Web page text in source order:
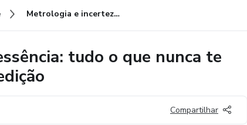
Metrologia e incerteza em sua essência: tudo o que nunca te contaram sobre incerteza de medição
tudo o que nunca te
Compartilhar